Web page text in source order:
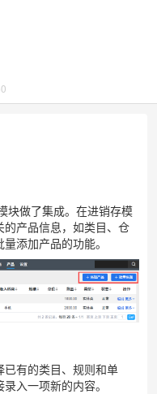
块做了集成。在进销存模
产品信息，如类目、仓
添加产品的功能。
有的类目、规则和单
入一项新的内容。